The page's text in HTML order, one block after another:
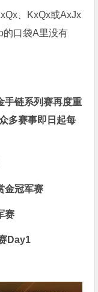
、KxQx或AxJx
的口袋A里没有
手链系列赛再度重
多赛事即日起每
金冠军赛
赛
Day1